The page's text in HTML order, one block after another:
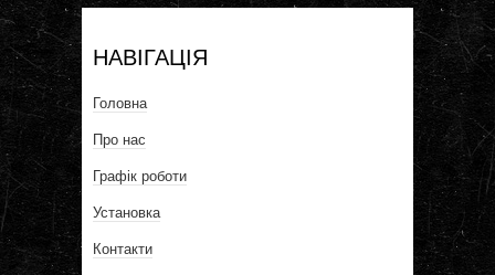
НАВІГАЦІЯ
Головна
Про нас
Графік роботи
Установка
Контакти